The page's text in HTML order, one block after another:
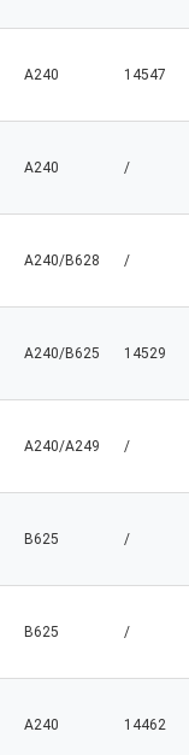
A240 14547
A240 /
A240/B628 /
A240/B625 14529
A240/A249 /
B625 /
B625 /
A240 14462